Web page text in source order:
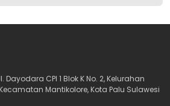
Dayodara CPI 1 Blok K No. 2, Kelurahan
Mantikolore, Kota Palu Sulawesi